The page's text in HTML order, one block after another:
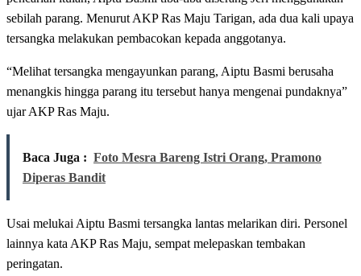
sebilah parang. Menurut AKP Ras Maju Tarigan, ada dua kali upaya
tersangka melakukan pembacokan kepada anggotanya.
“Melihat tersangka mengayunkan parang, Aiptu Basmi berusaha
menangkis hingga parang itu tersebut hanya mengenai pundaknya”
ujar AKP Ras Maju.
Baca Juga : Foto Mesra Bareng Istri Orang, Pramono
Diperas Bandit
Usai melukai Aiptu Basmi tersangka lantas melarikan diri. Personel
lainnya kata AKP Ras Maju, sempat melepaskan tembakan
peringatan.